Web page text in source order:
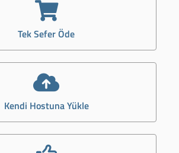
Tek Sefer Öde
Kendi Hostuna Yükle